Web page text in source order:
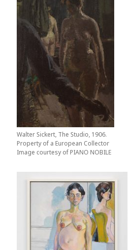
Walter Sickert, The Studio, 1906.
Property of a European Collector
Image courtesy of PIANO NOBILE